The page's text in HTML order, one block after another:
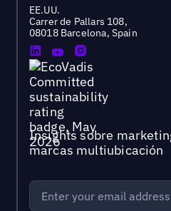
EE.UU.
Carrer de Pallars 108,
08018 Barcelona, Spain
Insights sobre
marcas multiubicación